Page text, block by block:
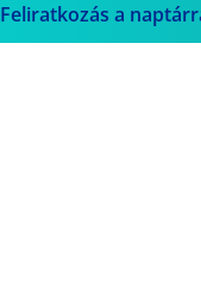
Feliratkozás a